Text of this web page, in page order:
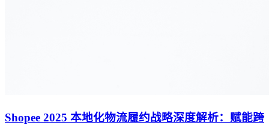
Shopee 2025 本地化物流履约战略深度解析：赋能跨